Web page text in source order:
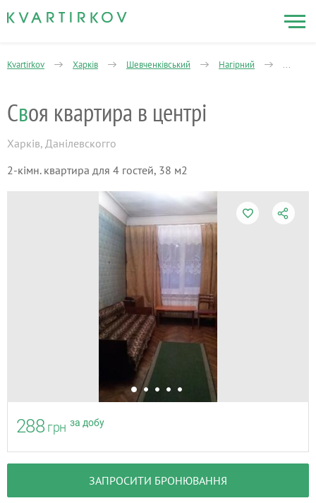
Kvartirkov Харків Шевченківський Нагірний 2-
Своя квартира в центрі
Харків, Данілевскогго
2-кімн. квартира для 4 гостей, 38 м2
288 грн за добу
ЗАПРОСИТИ БРОНЮВАННЯ